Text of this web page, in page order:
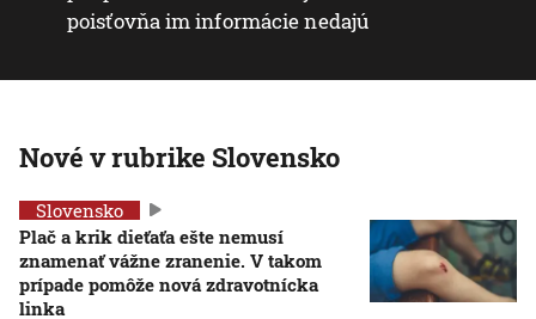
poisťovňa im informácie nedajú
Nové v rubrike Slovensko
Slovensko
Plač a krik dieťaťa ešte nemusí
znamenať vážne zranenie. V takom
prípade pomôže nová zdravotnícka
linka